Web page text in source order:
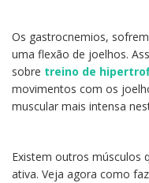
Os gastrocnemios,
uma flexão de joelhos.
sobre treino de
movimentos com os
muscular mais intensa
Existem outros músculos
ativa. Veja agora como